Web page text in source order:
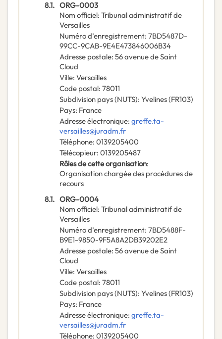
8.1. ORG-0003
Nom officiel: Tribunal administratif de
Versailles
Numéro d’enregistrement: 7BD5487D-
99CC-9CAB-9E4E473846006B34
Adresse postale: 56 avenue de Saint
Cloud
Ville: Versailles
Code postal: 78011
Subdivision pays (NUTS): Yvelines(FR103)
Pays: France
Adresse électronique: greffe.ta-
versailles@juradm.fr
Téléphone: 0139205400
Télécopieur: 0139205487
Rôles de cette organisation:
Organisation chargée des procédures de
recours
8.1. ORG-0004
Nom officiel: Tribunal administratif de
Versailles
Numéro d’enregistrement: 7BD5488F-
B9E1-9850-9F5A8A2DB39202E2
Adresse postale: 56 avenue de Saint
Cloud
Ville: Versailles
Code postal: 78011
Subdivision pays (NUTS): Yvelines(FR103)
Pays: France
Adresse électronique: greffe.ta-
versailles@juradm.fr
Téléphone: 0139205400